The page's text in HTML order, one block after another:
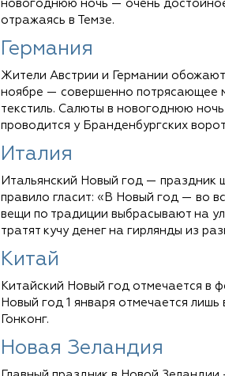
новогоднюю ночь — очень
отражаясь в Темзе.
Германия
Жители Австрии и Германии
ноябре — совершенно потрясающее
текстиль. Салюты в новогоднюю
проводится у Бранденбургских
Италия
Итальянский Новый год — праздник
правило гласит: «В Новый год — во
вещи по традиции выбрасывают на
тратят кучу денег на гирлянды из
Китай
Китайский Новый год отмечается в
Новый год 1 января отмечается лишь
Гонконг.
Новая Зеландия